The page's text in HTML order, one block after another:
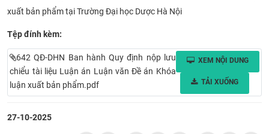
ĐẢM BẢO CHẤT LƯỢNG
KHOA HỌC CÔNG NGHỆ
HTQT
CỰU NGƯỜI HỌC
xuất bản phẩm tại Trường Đại học Dược Hà Nội
Tệp đính kèm:
642 QĐ-DHN Ban hành Quy định nộp lưu
chiểu tài liệu Luận án Luận văn Đề án Khóa
luận xuất bản phẩm.pdf
XEM NỘI DUNG
TẢI XUỐNG
27-10-2025